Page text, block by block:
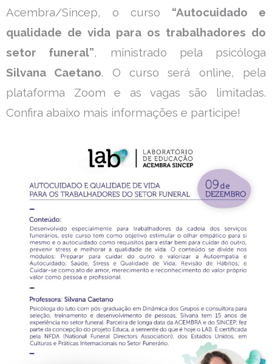
Acembra/Sincep, o curso “Autocuidado e
qualidade de vida para os trabalhadores do
setor funeral”, ministrado pela psicóloga
Silvana Caetano. O curso será online, pela
plataforma Zoom e as vagas são limitadas.
Confira abaixo mais informações e participe!